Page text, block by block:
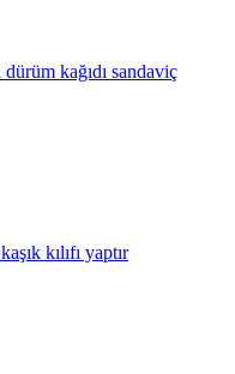
dürüm kağıdı sandaviç
kılıfı yaptır